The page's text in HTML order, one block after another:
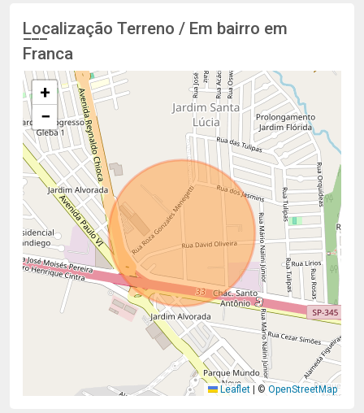
Localização Terreno / Em bairro em
Franca
+
−
Leaflet © OpenStreetMap